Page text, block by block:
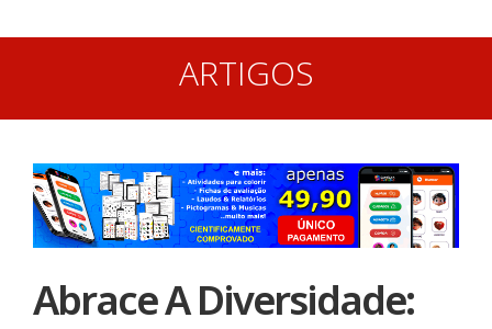
ARTIGOS
Abrace A Diversidade: